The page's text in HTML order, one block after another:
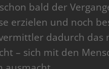
bald der
erzielen und noch
dadurch das
– sich mit den